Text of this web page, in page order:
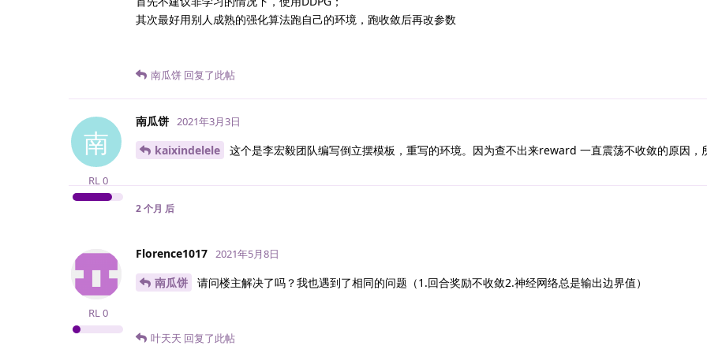
其次最好用别人成熟的强化算法跑自己的环境，跑收敛后再改参数
南瓜饼 回复了此帖
南
南瓜饼
RL0
2021年3月3日
kaixindelele 这个是李宏毅团队编写倒立摆模板，重写的环境。因为查不出来reward 一直震荡不收敛的原因，
2 个月 后
Florence1017
RL0
2021年5月8日
南瓜饼 请问楼主解决了吗？我也遇到了相同的问题（1.回合奖励不收敛2.神经网络总是输出边界值）
叶天天 回复了此帖